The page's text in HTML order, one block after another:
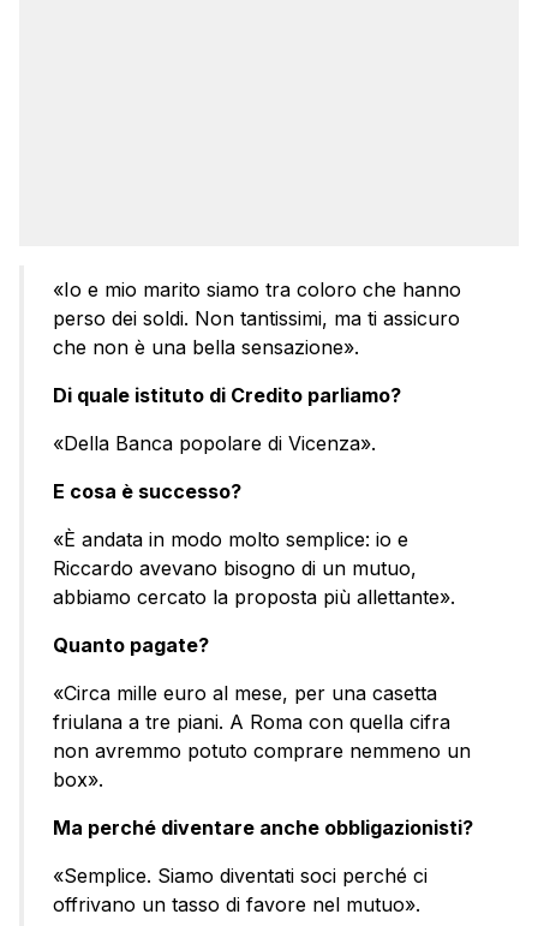
«Io e mio marito siamo tra coloro che hanno
perso dei soldi. Non tantissimi, ma ti assicuro
che non è una bella sensazione».
Di quale istituto di Credito parliamo?
«Della Banca popolare di Vicenza».
E cosa è successo?
«È andata in modo molto semplice: io e
Riccardo avevano bisogno di un mutuo,
abbiamo cercato la proposta più allettante».
Quanto pagate?
«Circa mille euro al mese, per una casetta
friulana a tre piani. A Roma con quella cifra
non avremmo potuto comprare nemmeno un
box».
Ma perché diventare anche obbligazionisti?
«Semplice. Siamo diventati soci perché ci
offrivano un tasso di favore nel mutuo».